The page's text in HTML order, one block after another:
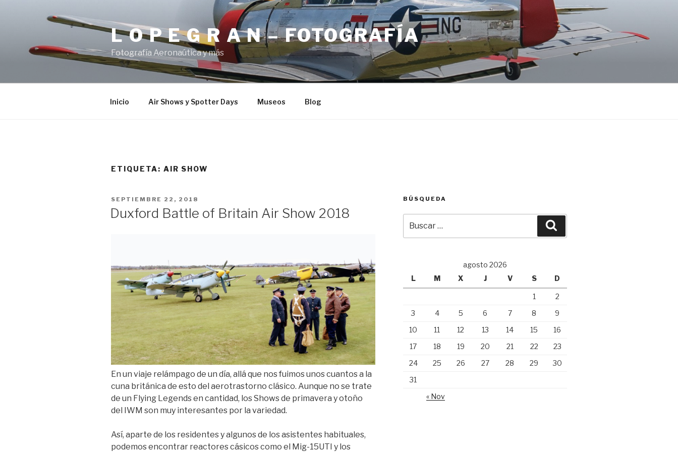
L O P E G R A N – FOTOGRAFÍA
Fotografía Aeronaútica y más
Inicio Air Shows y Spotter Days Museos Blog
ETIQUETA: AIR SHOW
PUBLICADO
SEPTIEMBRE 22, 2018
Duxford Battle of Britain Air Show 2018
En un viaje relámpago de un día, allá que nos fuimos unos cuantos a la
cuna británica de esto del aerotrastorno clásico. Aunque no se trate
de un Flying Legends en cantidad, los Shows de primavera y otoño
del IWM son muy interesantes por la variedad.
Así, aparte de los residentes y algunos de los asistentes habituales,
podemos encontrar reactores cásicos como el Mig-15UTI y los
BÚSQUEDA
por:
agosto 2026
L
M X J V S D
1
2
3
4 5 6 7 8
9
10
11 12 13 14 15
16
17
18 19 20 21 22
23
24
25 26 27 28 29
30
31
« Nov